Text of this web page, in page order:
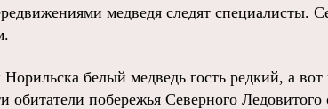
медведя следят специалисты.
белый медведь гость редкий, а
обитатели побережья Северного Ледовитого